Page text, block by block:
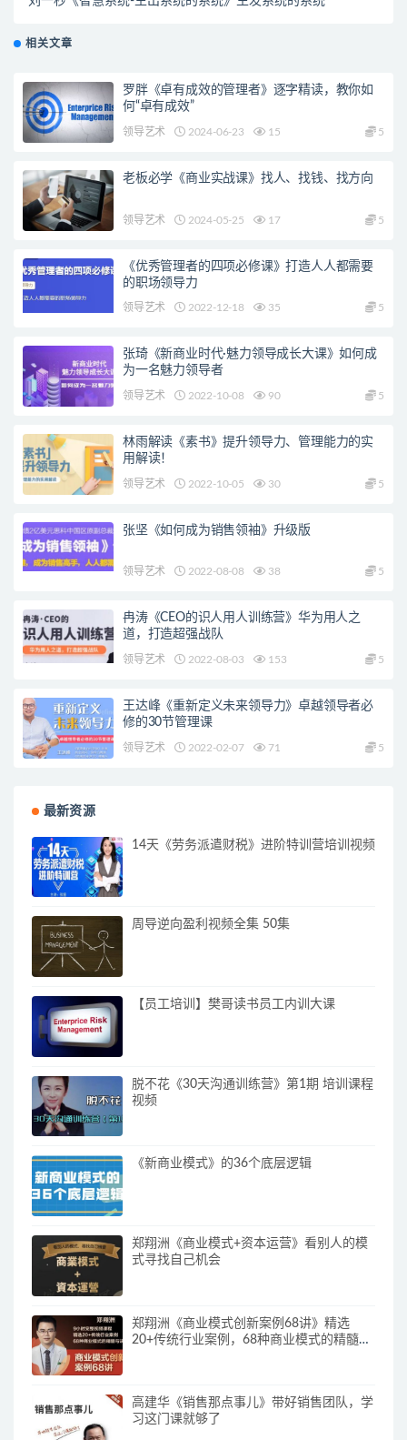
相关文章
罗胖《卓有成效的管理者》逐字精读，教你如
何“卓有成效”
领导艺术 2024-06-23 15 5
老板必学《商业实战课》找人、找钱、找方向
领导艺术 2024-05-25 17 5
《优秀管理者的四项必修课》打造人人都需要
的职场领导力
领导艺术 2022-12-18 35 5
张琦《新商业时代·魅力领导成长大课》如何成
为一名魅力领导者
领导艺术 2022-10-08 90 5
林雨解读《素书》提升领导力、管理能力的实
用解读！
领导艺术 2022-10-05 30 5
张坚《如何成为销售领袖》升级版
领导艺术 2022-08-08 38 5
冉涛《CEO的识人用人训练营》华为用人之
道，打造超强战队
领导艺术 2022-08-03 153 5
王达峰《重新定义未来领导力》卓越领导者必
修的30节管理课
领导艺术 2022-02-07 71 5
最新资源
14天《劳务派遣财税》进阶特训营培训视频
周导逆向盈利视频全集 50集
【员工培训】樊哥读书员工内训大课
脱不花《30天沟通训练营》第1期 培训课程
视频
《新商业模式》的36个底层逻辑
郑翔洲《商业模式+资本运营》看别人的模
式寻找自己机会
郑翔洲《商业模式创新案例68讲》精选
20+传统行业案例，68种商业模式的精髓与
高建华《销售那点事儿》带好销售团队，学
习这门课就够了